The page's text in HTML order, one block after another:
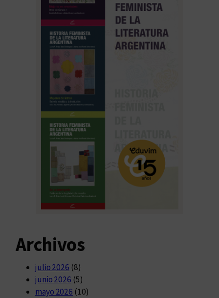
Archivos
julio 2026 (8)
junio 2026 (5)
mayo 2026 (10)